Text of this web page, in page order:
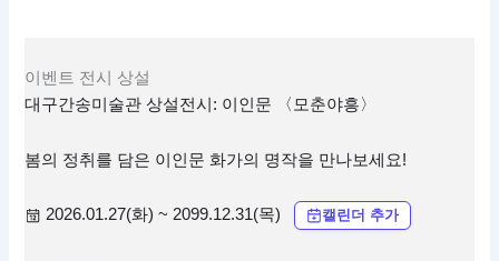
이벤트 전시 상설
대구간송미술관 상설전시: 이인문 〈모춘야흥〉
봄의 정취를 담은 이인문 화가의 명작을 만나보세요!
2026.01.27(화) ~ 2099.12.31(목) 캘린더 추가